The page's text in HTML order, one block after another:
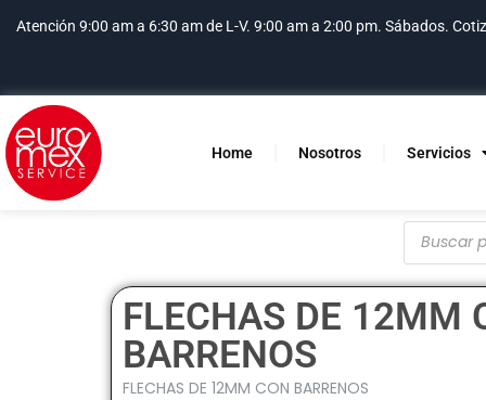
Atención 9:00 am a 6:30 am de L-V. 9:00 am a 2:00 pm. Sábados.
Home Nosotros Servicios
FLECHAS DE 12MM
BARRENOS
FLECHAS DE 12MM CON BARRENOS